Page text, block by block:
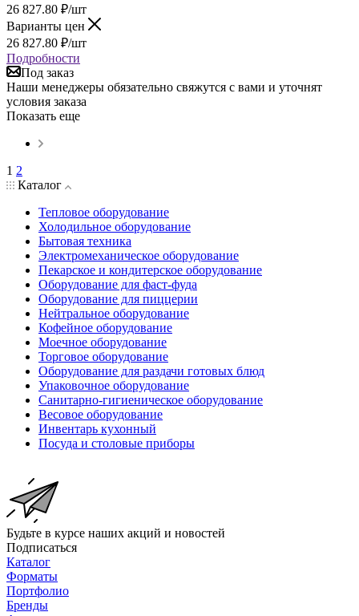
26 827.80 ₽/шт
Варианты цен
26 827.80 ₽/шт
Подробности
Под заказ
Наши менеджеры обязательно свяжутся с вами и уточнят
условия заказа
Показать еще
1 2
Каталог
Тепловое оборудование
Холодильное оборудование
Бытовая техника
Электромеханическое оборудование
Пекарское и кондитерское оборудование
Оборудование для фаст-фуда
Оборудование для пиццерии
Нейтральное оборудование
Кофейное оборудование
Моечное оборудование
Торговое оборудование
Оборудование для раздачи готовых блюд
Упаковочное оборудование
Санитарно-гигиеническое оборудование
Весовое оборудование
Инвентарь кухонный
Посуда и столовые приборы
Будьте в курсе наших акций и новостей
Подписаться
Каталог
Форматы
Портфолио
Бренды